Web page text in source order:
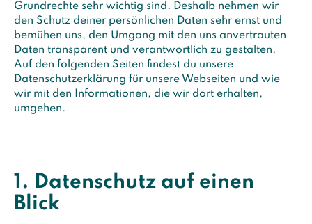
Grundrechte sehr wichtig sind. Deshalb nehmen wir
den Schutz deiner persönlichen Daten sehr ernst und
bemühen uns, den Umgang mit den uns anvertrauten
Daten transparent und verantwortlich zu gestalten.
Auf den folgenden Seiten findest du unsere
Datenschutzerklärung für unsere Webseiten und wie
wir mit den Informationen, die wir dort erhalten,
umgehen.
1. Datenschutz auf einen
Blick